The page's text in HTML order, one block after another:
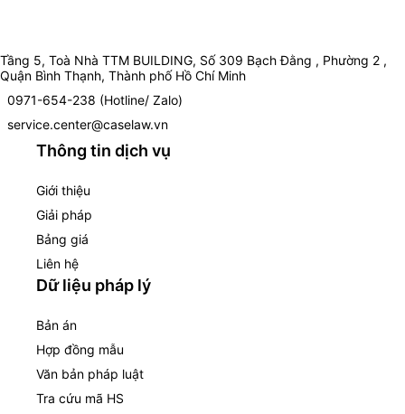
Tầng 5, Toà Nhà TTM BUILDING, Số 309 Bạch Đằng , Phường 2 ,
Quận Bình Thạnh, Thành phố Hồ Chí Minh
0971-654-238 (Hotline/ Zalo)
service.center@caselaw.vn
Thông tin dịch vụ
Giới thiệu
Giải pháp
Bảng giá
Liên hệ
Dữ liệu pháp lý
Bản án
Hợp đồng mẫu
Văn bản pháp luật
Tra cứu mã HS